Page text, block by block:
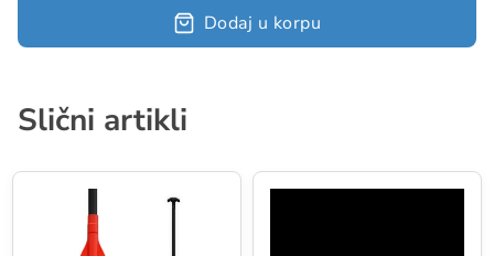
Dodaj u korpu
Slični artikli